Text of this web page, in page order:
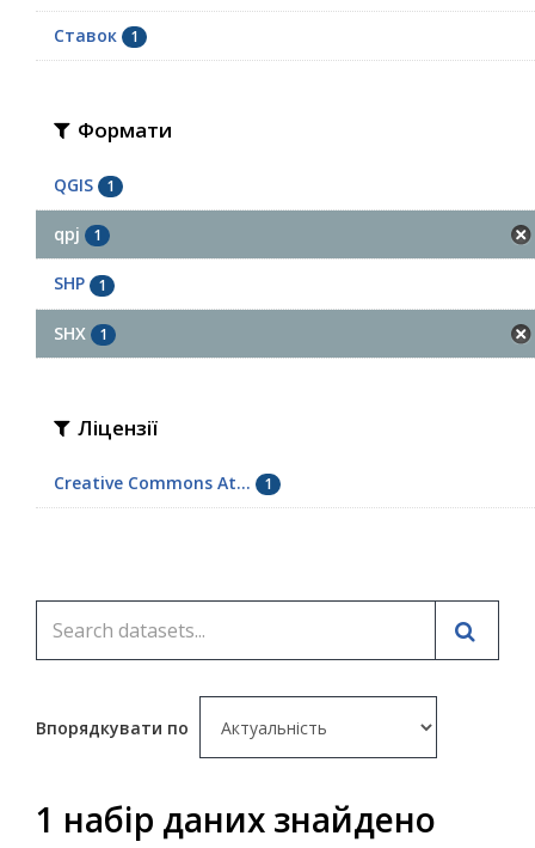
Ставок 1
Формати
QGIS 1
qpj 1
SHP 1
SHX 1
Ліцензії
Creative Commons At... 1
Впорядкувати по
1 набір даних знайдено